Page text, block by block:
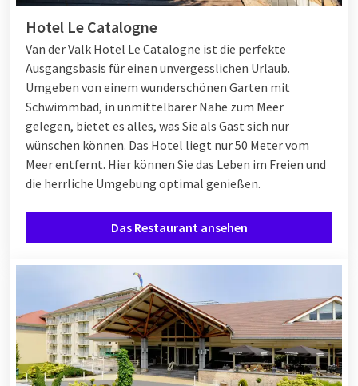
Hotel Le Catalogne
Van der Valk Hotel Le Catalogne ist die perfekte
Ausgangsbasis für einen unvergesslichen Urlaub.
Umgeben von einem wunderschönen Garten mit
Schwimmbad, in unmittelbarer Nähe zum Meer
gelegen, bietet es alles, was Sie als Gast sich nur
wünschen können. Das Hotel liegt nur 50 Meter vom
Meer entfernt. Hier können Sie das Leben im Freien und
die herrliche Umgebung optimal genießen.
Das Restaurant ansehen